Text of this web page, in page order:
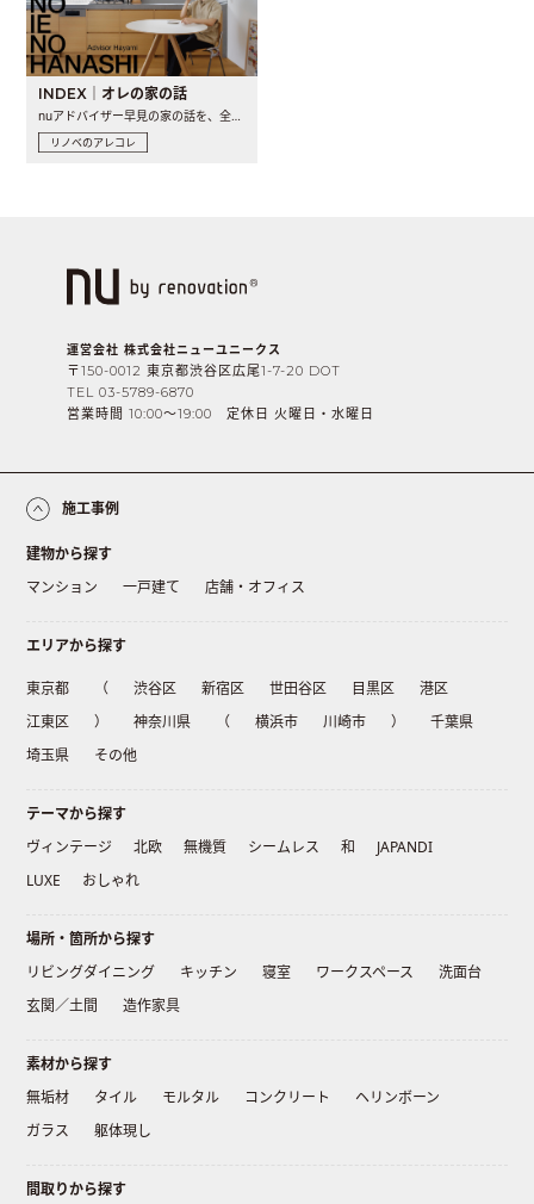
INDEX｜オレの家の話
nuアドバイザー早見の家の話を、全4話でお届け。リノベーションを..
リノベのアレコレ
運営会社 株式会社ニューユニークス
〒150-0012 東京都渋谷区広尾1-7-20 DOT
TEL 03-5789-6870
営業時間 10:00〜19:00 定休日 火曜日・水曜日
施工事例
建物から探す
マンション
一戸建て 店舗・オフィス
エリアから探す
東京都 （ 渋谷区 新宿区 世田谷区 目黒区
港区
江東区
） 神奈川県 （ 横浜市 川崎市 ）
千葉県
埼玉県
その他
テーマから探す
ヴィンテージ
北欧 無機質 シームレス 和
JAPANDI
LUXE
おしゃれ
場所・箇所から探す
リビングダイニング
キッチン 寝室 ワークスペース
洗面台
玄関／土間
造作家具
素材から探す
無垢材
タイル モルタル コンクリート
ヘリンボーン
ガラス
躯体現し
間取りから探す